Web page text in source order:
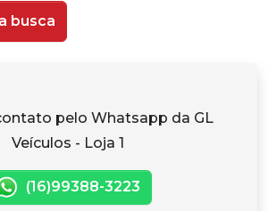
busca
pelo Whatsapp da GL
Veículos - Loja 1
(16)99388-3223